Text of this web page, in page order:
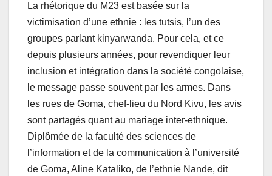
La rhétorique du M23 est basée sur la
victimisation d’une ethnie : les tutsis, l’un des
groupes parlant kinyarwanda. Pour cela, et ce
depuis plusieurs années, pour revendiquer leur
inclusion et intégration dans la société congolaise,
le message passe souvent par les armes. Dans
les rues de Goma, chef-lieu du Nord Kivu, les avis
sont partagés quant au mariage inter-ethnique.
Diplômée de la faculté des sciences de
l’information et de la communication à l’université
de Goma, Aline Kataliko, de l’ethnie Nande, dit